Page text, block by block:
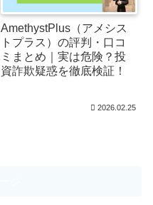
AmethystPlus（アメシス
トプラス）の評判・口コ
ミまとめ｜実は危険？投
資詐欺疑惑を徹底検証！
2026.02.25